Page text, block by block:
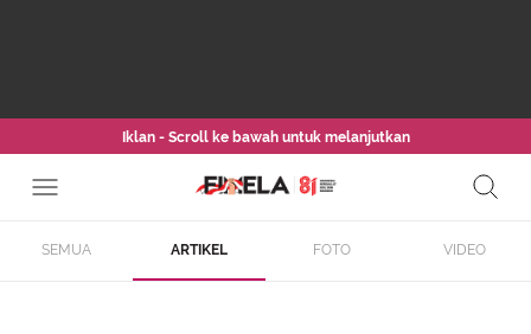
Iklan - Scroll ke bawah untuk melanjutkan
SEMUA ARTIKEL FOTO VIDEO